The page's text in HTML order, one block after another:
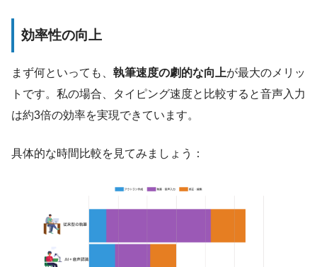
効率性の向上
まず何といっても、 執筆速度の劇的な向上が最大のメリッ
トです。私の場合、タイピング速度と比較すると音声入力
は約3倍の効率を実現できています。
具体的な時間比較を見てみましょう：